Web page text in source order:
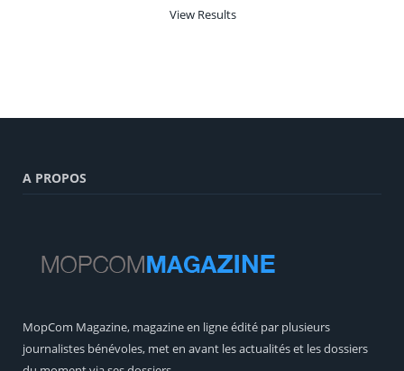
View Results
A PROPOS
MopCom Magazine, magazine en ligne édité par plusieurs
journalistes bénévoles, met en avant les actualités et les dossiers